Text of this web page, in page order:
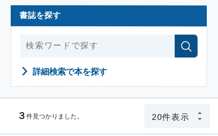
書誌を探す
詳細検索で本を探す
３ 件見つかりました。